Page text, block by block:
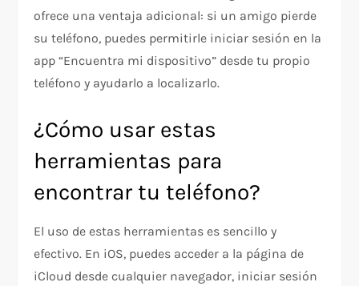
ofrece una ventaja adicional: si un amigo pierde
su teléfono, puedes permitirle iniciar sesión en la
app “Encuentra mi dispositivo” desde tu propio
teléfono y ayudarlo a localizarlo.
¿Cómo usar estas
herramientas para
encontrar tu teléfono?
El uso de estas herramientas es sencillo y
efectivo. En iOS, puedes acceder a la página de
iCloud desde cualquier navegador, iniciar sesión